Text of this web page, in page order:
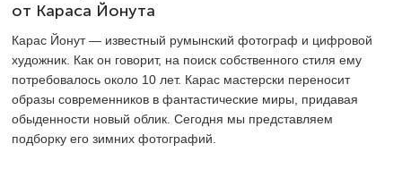
от Караса Йонута
Карас Йонут — известный румынский фотограф и цифровой
художник. Как он говорит, на поиск собственного стиля ему
потребовалось около 10 лет. Карас мастерски переносит
образы современников в фантастические миры, придавая
обыденности новый облик. Сегодня мы представляем
подборку его зимних фотографий.